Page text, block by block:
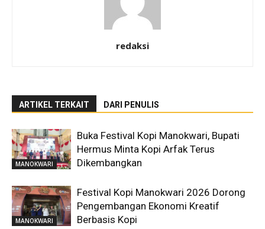
redaksi
ARTIKEL TERKAIT DARI PENULIS
MANOKWARI
Buka Festival Kopi Manokwari, Bupati
Hermus Minta Kopi Arfak Terus
Dikembangkan
MANOKWARI
Festival Kopi Manokwari 2026 Dorong
Pengembangan Ekonomi Kreatif
Berbasis Kopi